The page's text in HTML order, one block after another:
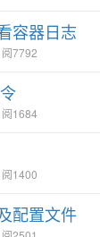
容器日志
阅7792
阅1684
阅1400
配置文件